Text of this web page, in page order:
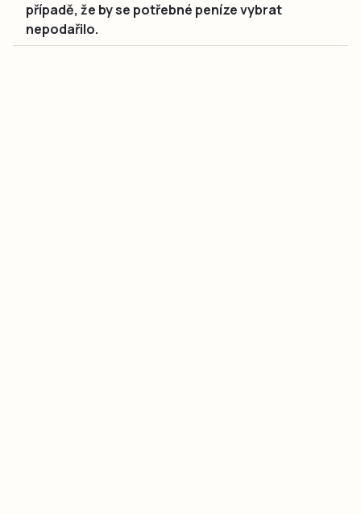
případě, že by se potřebné peníze vybrat
nepodařilo.